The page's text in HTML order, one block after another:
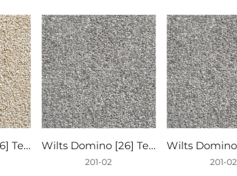
Wilts Domino [26] Teppichboden 201-01 500cm Wilts Domino [26] Teppichboden 201-02 400cm
201-02 201-02